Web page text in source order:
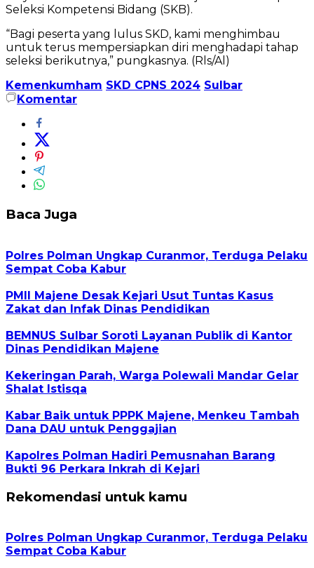
Seleksi Kompetensi Bidang (SKB).
“Bagi peserta yang lulus SKD, kami menghimbau
untuk terus mempersiapkan diri menghadapi tahap
seleksi berikutnya,” pungkasnya. (Rls/Al)
Kemenkumham SKD CPNS 2024 Sulbar
Komentar
Baca Juga
Polres Polman Ungkap Curanmor, Terduga Pelaku
Sempat Coba Kabur
PMII Majene Desak Kejari Usut Tuntas Kasus
Zakat dan Infak Dinas Pendidikan
BEMNUS Sulbar Soroti Layanan Publik di Kantor
Dinas Pendidikan Majene
Kekeringan Parah, Warga Polewali Mandar Gelar
Shalat Istisqa
Kabar Baik untuk PPPK Majene, Menkeu Tambah
Dana DAU untuk Penggajian
Kapolres Polman Hadiri Pemusnahan Barang
Bukti 96 Perkara Inkrah di Kejari
Rekomendasi untuk kamu
Polres Polman Ungkap Curanmor, Terduga Pelaku
Sempat Coba Kabur